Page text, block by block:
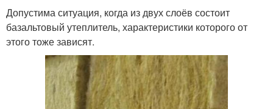
Допустима ситуация, когда из двух слоёв состоит
базальтовый утеплитель, характеристики которого от
этого тоже зависят.